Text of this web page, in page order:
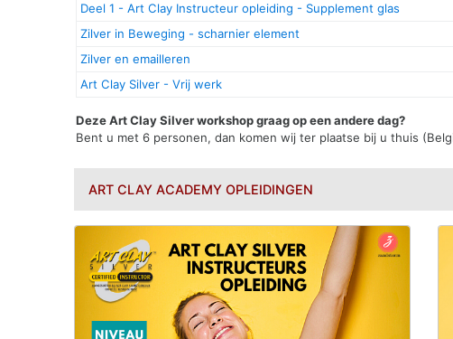
Deel 1 - Art Clay Instructeur opleiding - Supplement glas
Zilver in Beweging - scharnier element
Zilver en emailleren
Art Clay Silver - Vrij werk
Deze Art Clay Silver workshop graag op een andere dag?
Bent u met 6 personen, dan komen wij ter plaatse bij u thuis
ART CLAY ACADEMY OPLEIDINGEN